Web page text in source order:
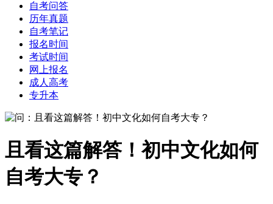
自考问答
历年真题
自考笔记
报名时间
考试时间
网上报名
成人高考
专升本
且看这篇解答！初中文化如何
自考大专？